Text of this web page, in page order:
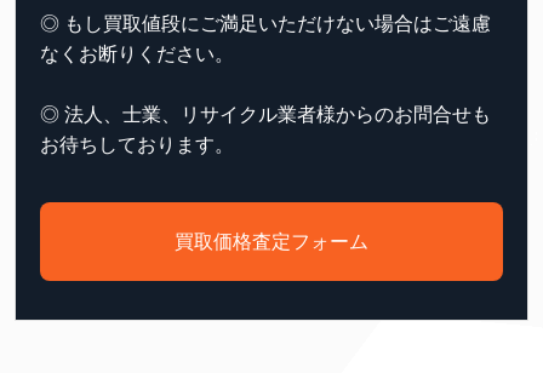
◎ もし買取値段にご満足いただけない場合はご遠慮
なくお断りください。
◎ 法人、士業、リサイクル業者様からのお問合せも
お待ちしております。
買取価格査定フォーム